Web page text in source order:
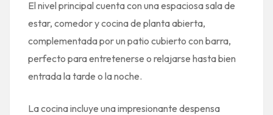
El nivel principal cuenta con una espaciosa sala de
estar, comedor y cocina de planta abierta,
complementada por un patio cubierto con barra,
perfecto para entretenerse o relajarse hasta bien
entrada la tarde o la noche.
La cocina incluye una impresionante despensa